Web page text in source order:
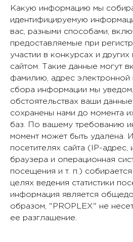
Какую информацию мы
идентифицируемую
вас, разными способами,
предоставляемые при
участии в конкурсах и других
сайтом. Такие данные могут
фамилию, адрес электронной
сбора информации мы
обстоятельствах ваши
сохранены нами до момента
баз. По вашему требованию
момент может быть удалена.
посетителях сайта (IP-адрес,
браузера и операционная
посещения и т. п.)
целях ведения статистики
информация является
образом, "PROPLEX" не
ее разглашение.